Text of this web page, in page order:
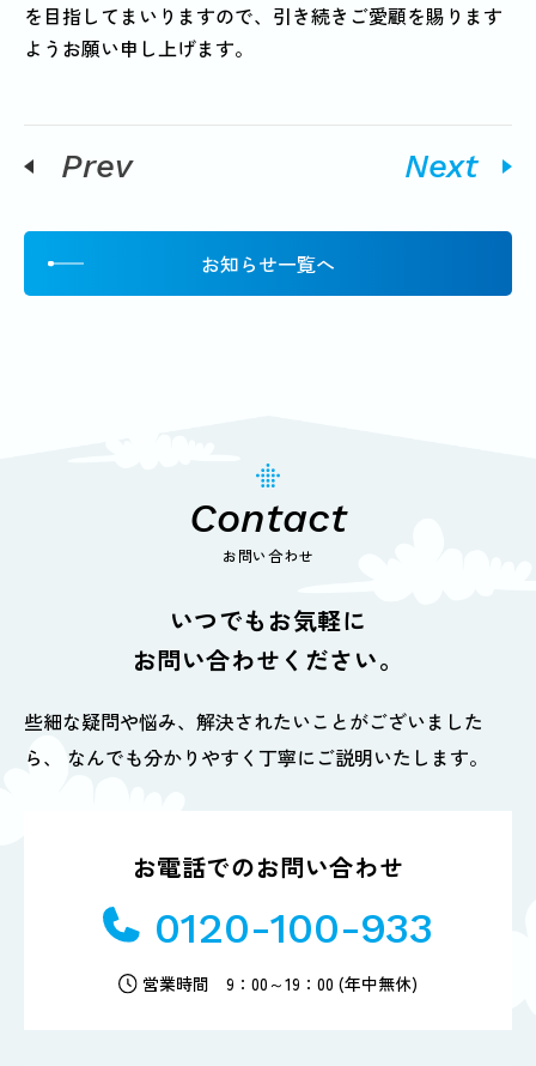
を目指してまいりますので、引き続きご愛顧を賜ります
ようお願い申し上げます。
Prev Next
お知らせ一覧へ
Contact
お問い合わせ
いつでもお気軽に
お問い合わせください。
些細な疑問や悩み、解決されたいことがございました
ら、
なんでも分かりやすく丁寧にご説明いたします。
お電話でのお問い合わせ
0120-100-933
営業時間 9：00～19：00 (年中無休)